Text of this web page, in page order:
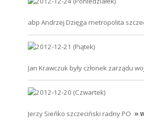
abp Andrzej Dzięga metropolita
Jan Krawczuk były członek zarządu
Jerzy Sieńko szczeciński radny PO »